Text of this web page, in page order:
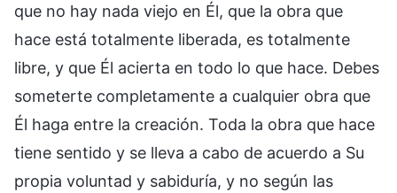
que no hay nada viejo en Él, que la obra que
hace está totalmente liberada, es totalmente
libre, y que Él acierta en todo lo que hace. Debes
someterte completamente a cualquier obra que
Él haga entre la creación. Toda la obra que hace
tiene sentido y se lleva a cabo de acuerdo a Su
propia voluntad y sabiduría, y no según las